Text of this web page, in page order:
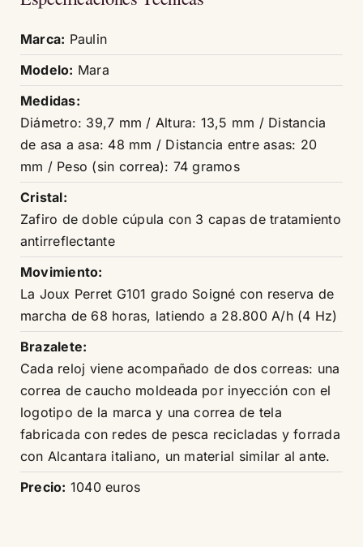
Marca: Paulin
Modelo: Mara
Medidas:
Diámetro: 39,7 mm / Altura: 13,5 mm / Distancia
de asa a asa: 48 mm / Distancia entre asas: 20
mm / Peso (sin correa): 74 gramos
Cristal:
Zafiro de doble cúpula con 3 capas de tratamiento
antirreflectante
Movimiento:
La Joux Perret G101 grado Soigné con reserva de
marcha de 68 horas, latiendo a 28.800 A/h (4 Hz)
Brazalete:
Cada reloj viene acompañado de dos correas: una
correa de caucho moldeada por inyección con el
logotipo de la marca y una correa de tela
fabricada con redes de pesca recicladas y forrada
con Alcantara italiano, un material similar al ante.
Precio: 1040 euros